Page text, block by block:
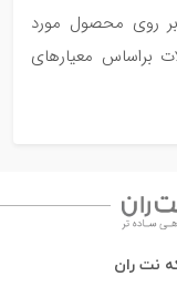
روی محصول مورد
براساس معیارهای
نت ران